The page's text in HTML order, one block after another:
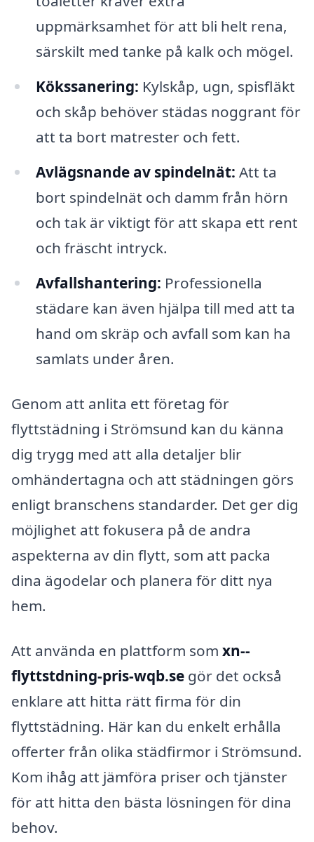
uppmärksamhet för att bli helt rena,
särskilt med tanke på kalk och mögel.
Kökssanering: Kylskåp, ugn, spisfläkt
och skåp behöver städas noggrant för
att ta bort matrester och fett.
Avlägsnande av spindelnät: Att ta
bort spindelnät och damm från hörn
och tak är viktigt för att skapa ett rent
och fräscht intryck.
Avfallshantering: Professionella
städare kan även hjälpa till med att ta
hand om skräp och avfall som kan ha
samlats under åren.
Genom att anlita ett företag för
flyttstädning i Strömsund kan du känna
dig trygg med att alla detaljer blir
omhändertagna och att städningen görs
enligt branschens standarder. Det ger dig
möjlighet att fokusera på de andra
aspekterna av din flytt, som att packa
dina ägodelar och planera för ditt nya
hem.
Att använda en plattform som xn--
flyttstdning-pris-wqb.se gör det också
enklare att hitta rätt firma för din
flyttstädning. Här kan du enkelt erhålla
offerter från olika städfirmor i Strömsund.
Kom ihåg att jämföra priser och tjänster
för att hitta den bästa lösningen för dina
behov.